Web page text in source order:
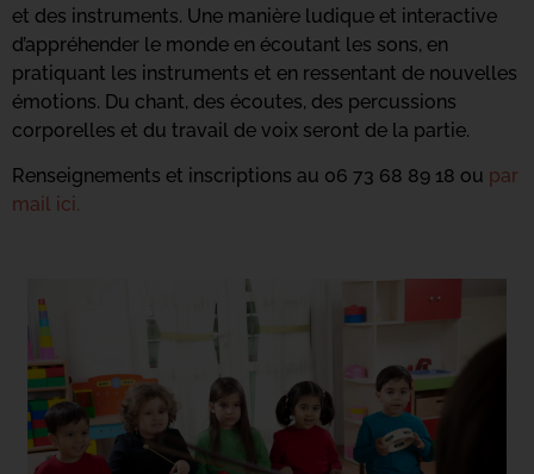
et des instruments. Une manière ludique et interactive
d’appréhender le monde en écoutant les sons, en
pratiquant les instruments et en ressentant de nouvelles
émotions. Du chant, des écoutes, des percussions
corporelles et du travail de voix seront de la partie.
Renseignements et inscriptions au 06 73 68 89 18 ou par
mail ici.